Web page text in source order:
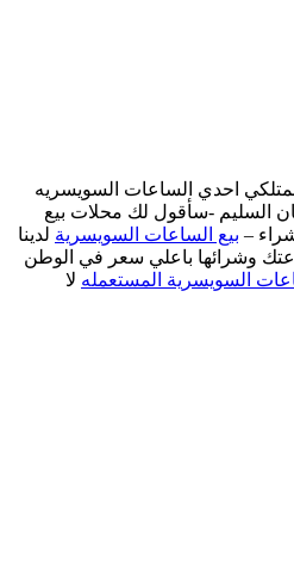
احدي الساعات السويسريه
السليم -سأقول لك محلات بيع
– بيع الساعات السويسرية لدينا
وشرائها باعلي سعر في الوطن
السويسرية المستعمله لا